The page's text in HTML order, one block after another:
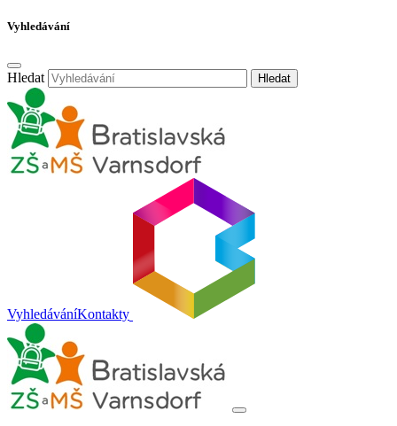
Vyhledávání
Hledat Hledat
VyhledáváníKontakty